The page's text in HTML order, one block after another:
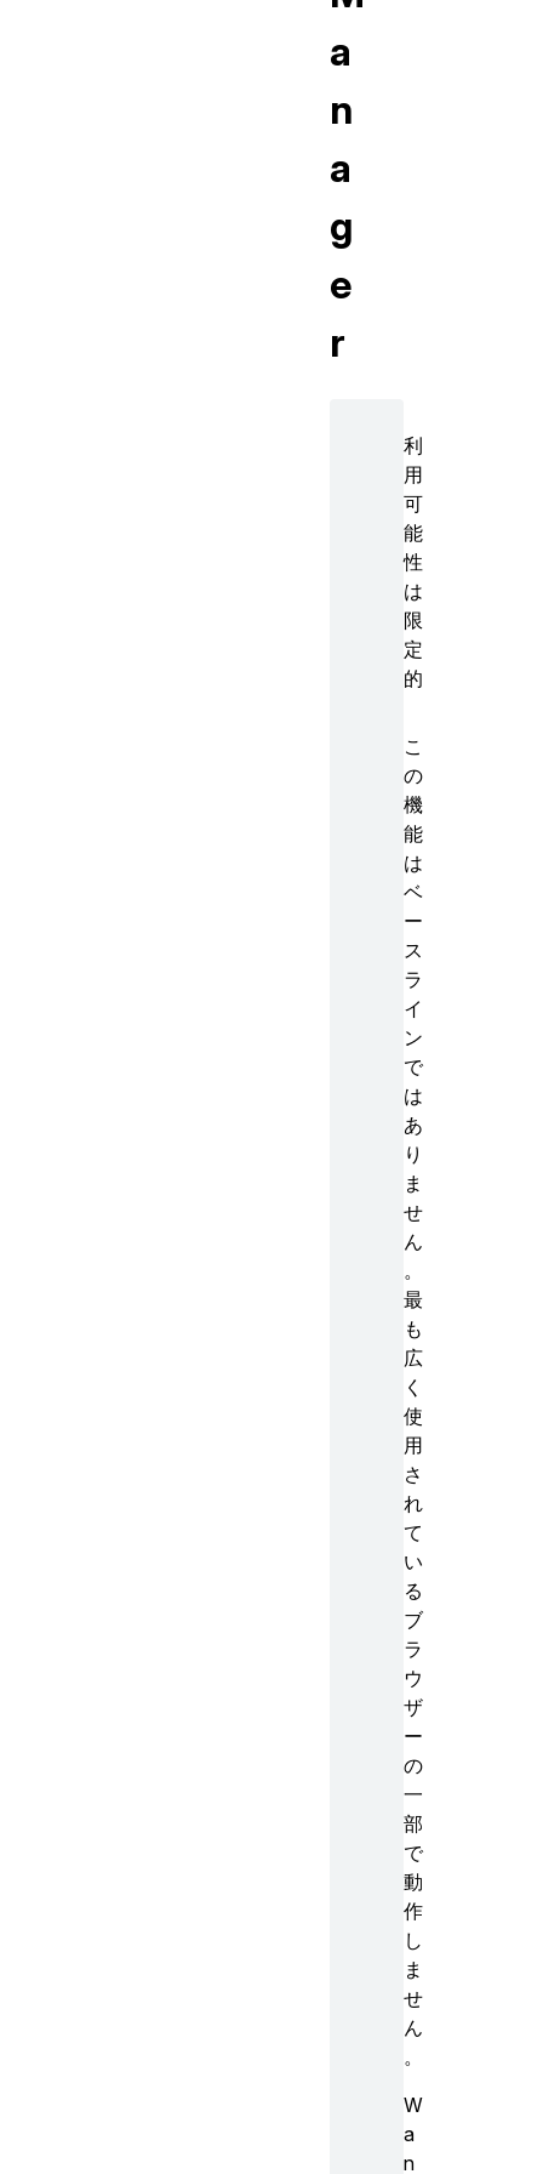
a
n
a
g
e
r
利
用
可
能
性
は
限
定
的
こ
の
機
能
は
ベ
ー
ス
ラ
イ
ン
で
は
あ
り
ま
せ
ん
。
最
も
広
く
使
用
さ
れ
て
い
る
ブ
ラ
ウ
ザ
ー
の
一
部
で
動
作
し
ま
せ
ん
。
W
a
n